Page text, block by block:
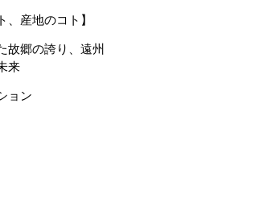
、産地のコト】
故郷の誇り、遠州
来
ョン